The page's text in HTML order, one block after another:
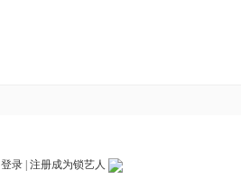
登录| 注册成为锁艺人